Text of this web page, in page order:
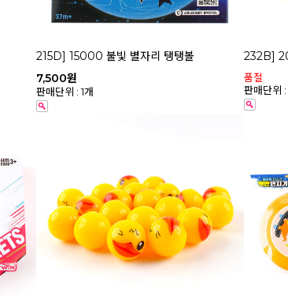
215D] 15000 불빛 별자리 탱탱볼
7,500원
판매단위 : 1개
232B]
품절
판매단위 :